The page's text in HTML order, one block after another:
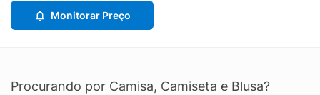
Monitorar Preço
Procurando por Camisa, Camiseta e Blusa?